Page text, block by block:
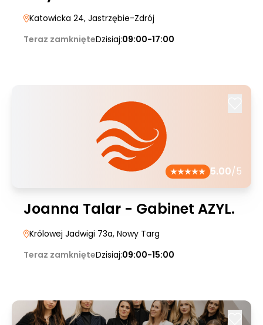
Katowicka 24, Jastrzębie-Zdrój
Teraz zamknięteDzisiaj:09:00-17:00
5.00/5
Joanna Talar - Gabinet AZYL.
Królowej Jadwigi 73a, Nowy Targ
Teraz zamknięteDzisiaj:09:00-15:00